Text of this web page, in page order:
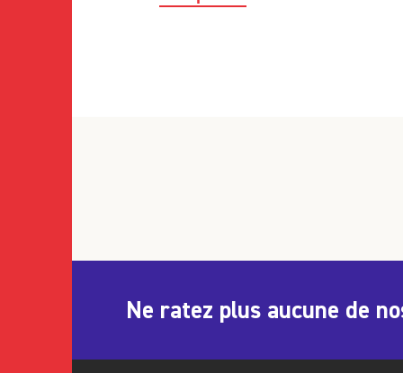
l’Institut national d’histoire de
portfolio et 3 livres d’artistes
premières estampes réalisées
Ne ratez plus aucune de